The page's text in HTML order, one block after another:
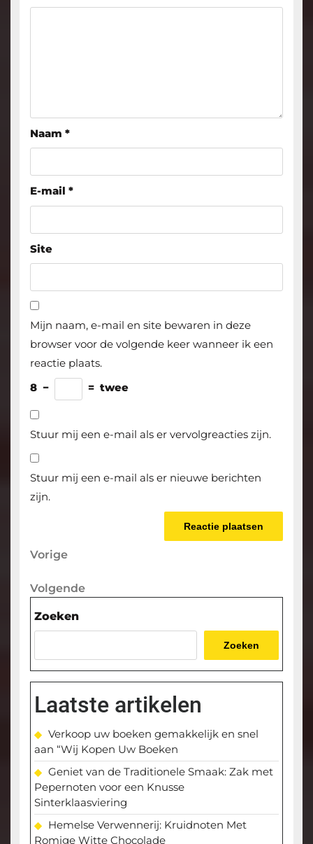
Naam *
E-mail *
Site
Mijn naam, e-mail en site bewaren in deze
browser voor de volgende keer wanneer ik een
reactie plaats.
8 − = twee
Stuur mij een e-mail als er vervolgreacties zijn.
Stuur mij een e-mail als er nieuwe berichten
zijn.
Berichtnavigatie
Vorige
Vorige
Volgende
Volgende
Zoeken
Zoeken
Laatste artikelen
Verkoop uw boeken gemakkelijk en snel
aan “Wij Kopen Uw Boeken
Geniet van de Traditionele Smaak: Zak met
Pepernoten voor een Knusse
Sinterklaasviering
Hemelse Verwennerij: Kruidnoten Met
Romige Witte Chocolade